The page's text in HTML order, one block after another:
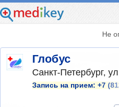
Не
Глобус
Санкт-Петербург,
Запись на прием: +7